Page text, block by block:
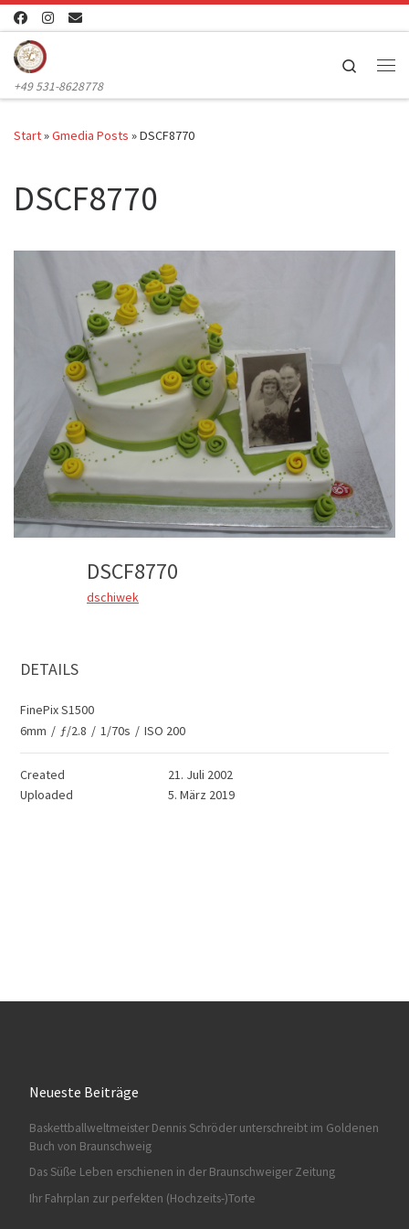
Zum Inhalt springen
+49 531-8628778
Search
Start»Gmedia Posts »DSCF8770
DSCF8770
DSCF8770
dschiwek
DETAILS
FinePix S1500
6mm / ƒ/2.8 / 1/70s / ISO 200
Created
21. Juli 2002
Uploaded
5. März 2019
Neueste Beiträge
Baskettballweltmeister Dennis Schröder unterschreibt im Goldenen
Buch von Braunschweig
Das Süße Leben erschienen in der Braunschweiger Zeitung
Ihr Fahrplan zur perfekten (Hochzeits-)Torte